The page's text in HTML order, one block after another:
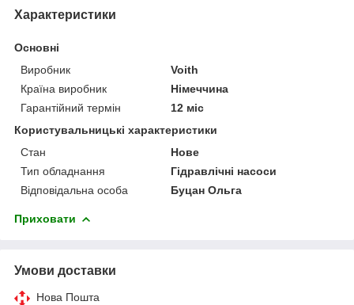
Характеристики
Основні
Виробник
Voith
Країна виробник
Німеччина
Гарантійний термін
12 міс
Користувальницькі характеристики
Стан
Нове
Тип обладнання
Гідравлічні насоси
Відповідальна особа
Буцан Ольга
Приховати
Умови доставки
Нова Пошта